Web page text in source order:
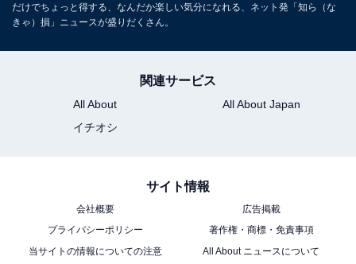
だけでちょっと得する、なんだか楽しい気分になれる、ネット発「知ら（な
きゃ）損」ニュースが盛りだくさん。
関連サービス
All About
All About Japan
イチオシ
サイト情報
会社概要
広告掲載
プライバシーポリシー
著作権・商標・免責事項
当サイトの情報についての注意
All About ニュースについて